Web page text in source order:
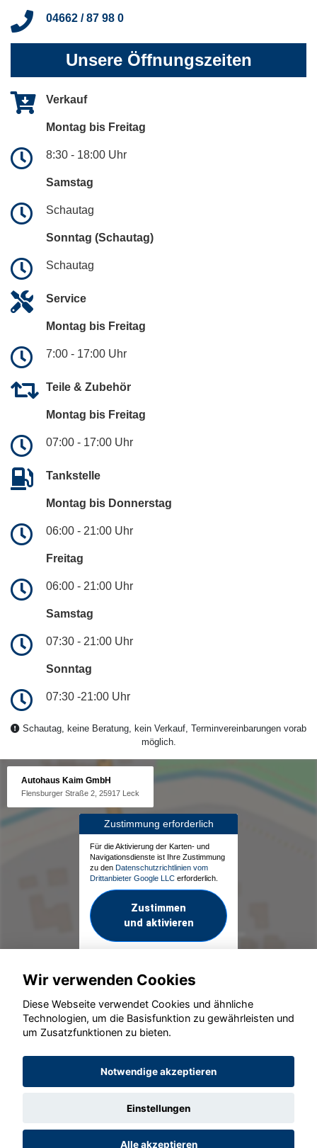
04662 / 87 98 0
Unsere Öffnungszeiten
Verkauf
Montag bis Freitag
8:30 - 18:00 Uhr
Samstag
Schautag
Sonntag (Schautag)
Schautag
Service
Montag bis Freitag
7:00 - 17:00 Uhr
Teile & Zubehör
Montag bis Freitag
07:00 - 17:00 Uhr
Tankstelle
Montag bis Donnerstag
06:00 - 21:00 Uhr
Freitag
06:00 - 21:00 Uhr
Samstag
07:30 - 21:00 Uhr
Sonntag
07:30 -21:00 Uhr
Schautag, keine Beratung, kein Verkauf, Terminvereinbarungen vorab
möglich.
Autohaus Kaim GmbH
Flensburger Straße 2, 25917 Leck
Zustimmung erforderlich
Für die Aktivierung der Karten- und
Navigationsdienste ist Ihre Zustimmung
zu den Datenschutzrichtlinien vom
Drittanbieter Google LLC erforderlich.
Zustimmen
und aktivieren
© konjunkturmotor.de GmbH 2020 - 2026
Wir verwenden Cookies
Diese Webseite verwendet Cookies und ähnliche
Technologien, um die Basisfunktion zu gewährleisten und
um Zusatzfunktionen zu bieten.
Notwendige akzeptieren
Einstellungen
Alle akzeptieren